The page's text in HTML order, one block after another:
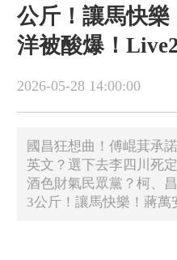
公斤！讓馬快
洋被酸爆！
2026-05-28 14:00:00
國昌狂想曲！傅崐萁承
英文？選下去李四川死
酒色財氣民眾黨？柯、
3公斤！讓馬快樂！蔣萬